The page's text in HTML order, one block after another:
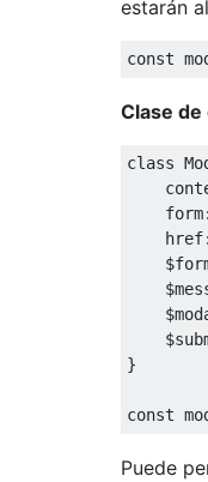
estarán
const
Clase
class
    form
:
    href
:
}
const
Puede